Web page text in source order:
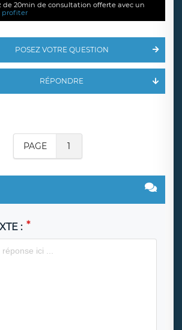
de 20min de consultation offerte avec un
profiter
POSEZ VOTRE QUESTION
RÉPONDRE
PAGE 1
: